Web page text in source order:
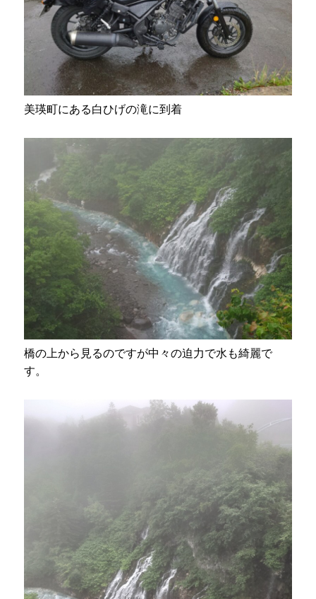
美瑛町にある白ひげの滝に到着
橋の上から見るのですが中々の迫力で水も綺麗で
す。